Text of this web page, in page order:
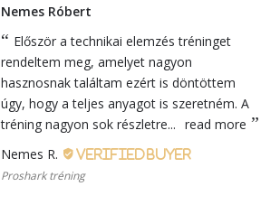
Nemes Róbert
Először a technikai elemzés tréninget
rendeltem meg, amelyet nagyon
hasznosnak találtam ezért is döntöttem
úgy, hogy a teljes anyagot is szeretném. A
tréning nagyon sok részletre... read more
Nemes R.
Proshark tréning